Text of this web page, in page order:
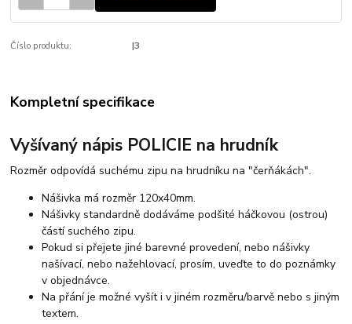
Číslo produktu: |3
Kompletní specifikace
Vyšívaný nápis POLICIE na hrudník
Rozměr odpovídá suchému zipu na hrudníku na "čerňákách".
Nášivka má rozměr 120x40mm.
Nášivky standardně dodáváme podšité háčkovou (ostrou)
částí suchého zipu.
Pokud si přejete jiné barevné provedení, nebo nášivky
našívací, nebo nažehlovací, prosím, uveďte to do poznámky
v objednávce.
Na přání je možné vyšít i v jiném rozměru/barvě nebo s jiným
textem.